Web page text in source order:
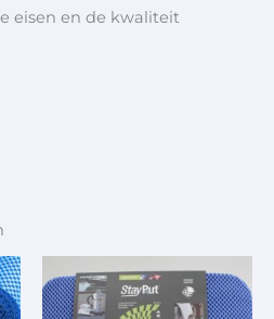
eisen en de kwaliteit